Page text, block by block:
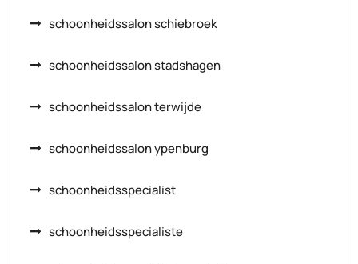
schoonheidssalon schiebroek
schoonheidssalon stadshagen
schoonheidssalon terwijde
schoonheidssalon ypenburg
schoonheidsspecialist
schoonheidsspecialiste